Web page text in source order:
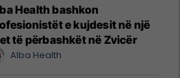
Health bashkon
e kujdesit në një
të përbashkët në Zvicër
Alba Health